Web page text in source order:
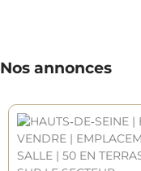
Nos annonces